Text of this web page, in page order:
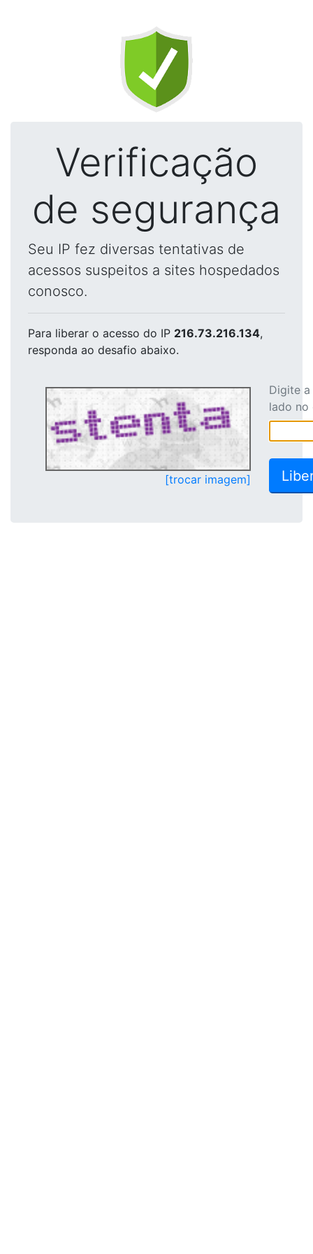
Verificação
de segurança
Seu IP fez diversas tentativas de
acessos suspeitos a sites hospedados
conosco.
Para liberar o acesso do IP 216.73.216.134,
responda ao desafio abaixo.
[trocar imagem]
Digite
lado no